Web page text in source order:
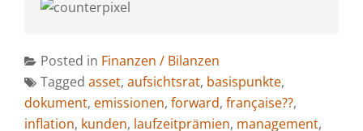
Posted in Finanzen / Bilanzen
Tagged asset, aufsichtsrat, basispunkte,
dokument, emissionen, forward, française??,
inflation, kunden, laufzeitprämien, management,